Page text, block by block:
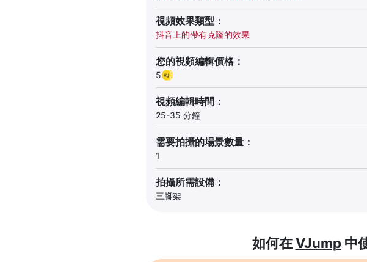
視頻效果類型：
抖音上的帶有克隆的效果
您的視頻編輯價格：
5
視頻編輯時間：
25-35 分鐘
需要拍攝的場景數量：
1
拍攝所需設備：
三腳架
如何在VJump 中